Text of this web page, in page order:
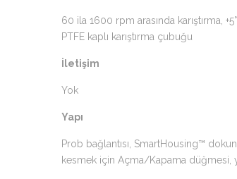
60 ila 1600 rpm arasında karıştırma,
PTFE kaplı karıştırma çubuğu
İletişim
Yok
Yapı
Prob bağlantısı, SmartHousing™
kesmek için Açma/Kapama